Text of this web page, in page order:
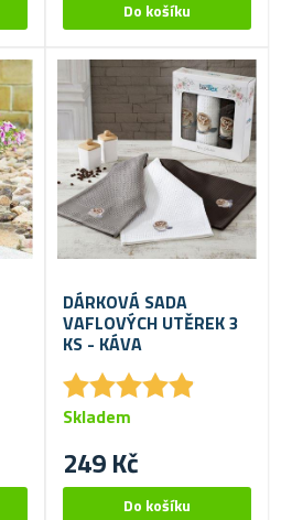
DÁRKOVÁ SADA
VAFLOVÝCH UTĚREK 3
KS - KÁVA
★★★★★
★★★★★
249 Kč
Skladem